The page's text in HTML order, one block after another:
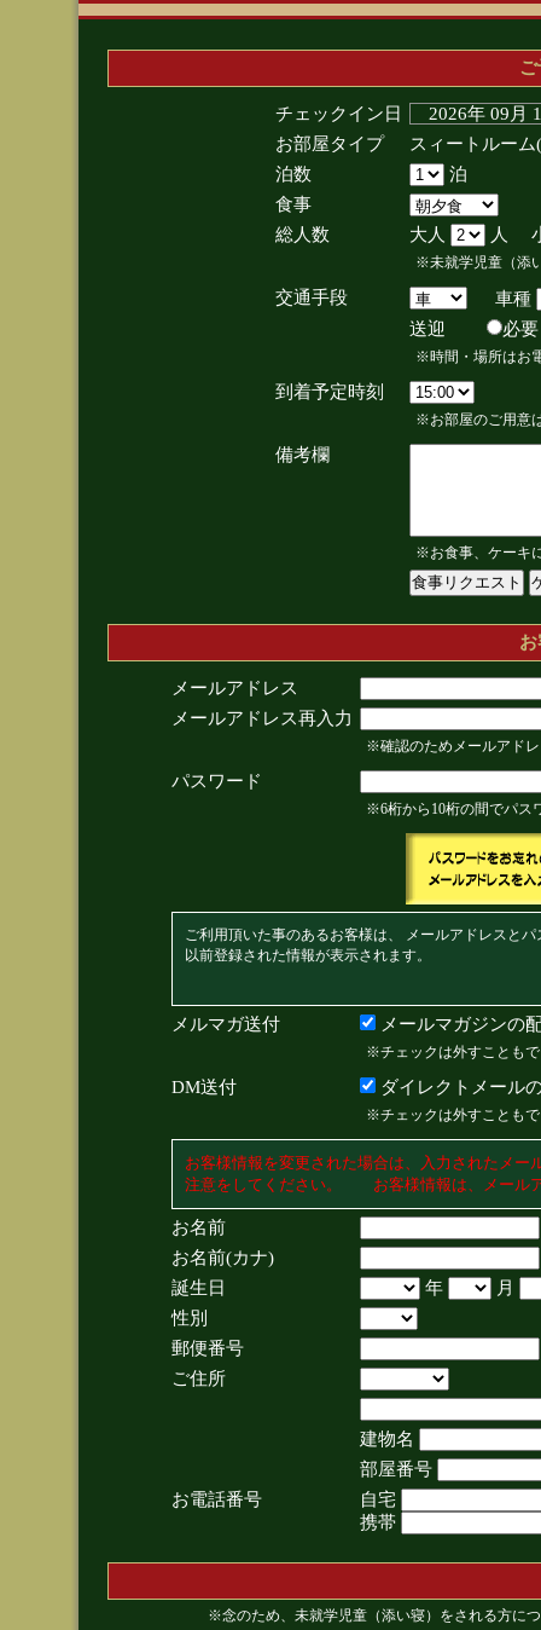
チェックイン日
2026年 09
お部屋タイプ
スィートルー
泊数
泊
食事
総人数
大人 人
※未就学児童（添
交通手段
車種
送迎
※時間・場所はお
到着予定時刻
※お部屋のご用意
備考欄
※お食事、ケーキ
メールアドレス
メールアドレス再入力
※確認のためメールアド
パスワード
※6桁から10桁の間でパス
ご利用頂いた事のあるお客様は、 メールアドレスと
以前登録された情報が表示されます。
メルマガ送付 メールマガジンの
※チェックは外すことも
DM送付 ダイレクトメール
※チェックは外すことも
お客様情報を変更された場合は、入力されたメ
注意をしてください。 お客様情報は、メール
お名前
お名前(カナ)
誕生日
年
月
性別
郵便番号
ご住所
建物名
部屋番号
お電話番号
自宅
携帯
※念のため、未就学児童（添い寝）をされる方に